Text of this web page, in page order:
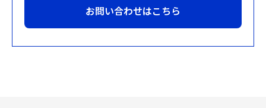
お問い合わせはこちら